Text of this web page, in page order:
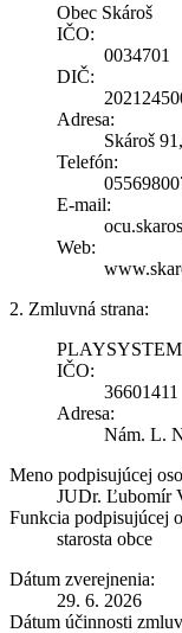
Obec Skároš
IČO:
0034701
DIČ:
Adresa:
Skároš
Telefón:
E-mail:
Web:
2. Zmluvná strana:
PLAYSYSTEM
IČO:
36601411
Adresa:
Nám. L.
Meno podpisujúcej
JUDr. Ľubomír
Funkcia podpisujúcej
starosta obce
Dátum zverejnenia:
29. 6. 2026
Dátum účinnosti